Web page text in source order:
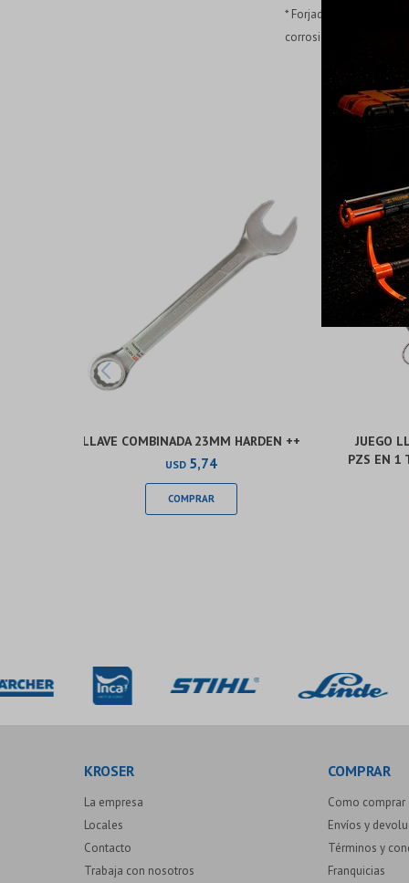
* Forjado de acero al
corrosión.
LLAVE COMBINADA 23MM HARDEN ++
USD 5,74
JUEGO
PZS EN 1
KROSER
La empresa
Locales
Contacto
Trabaja con nosotros
COMPRAR
Como comprar
Envíos y
Términos y
Franquicias